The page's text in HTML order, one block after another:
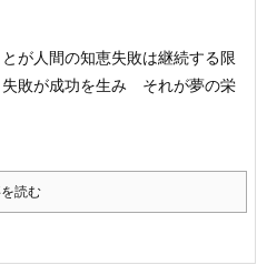
が人間の知恵失敗は継続する限
失敗が成功を生み それが夢の栄
読む